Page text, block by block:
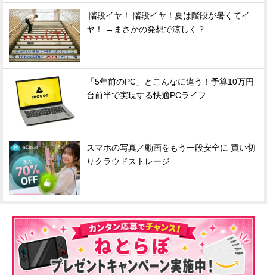
階段イヤ！ 階段イヤ！夏は階段が暑くてイ
ヤ！ →まさかの発想で涼しく？
「5年前のPC」とこんなに違う！予算10万円
台前半で実現する快適PCライフ
スマホの写真／動画をもう一段安全に 買い切
りクラウドストレージ